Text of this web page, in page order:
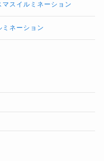
スイルミネーション
ネーション